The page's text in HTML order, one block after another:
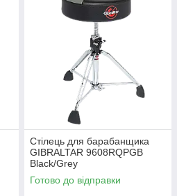
Стілець для барабанщика
GIBRALTAR 9608RQPGB
Black/Grey
Готово до відправки